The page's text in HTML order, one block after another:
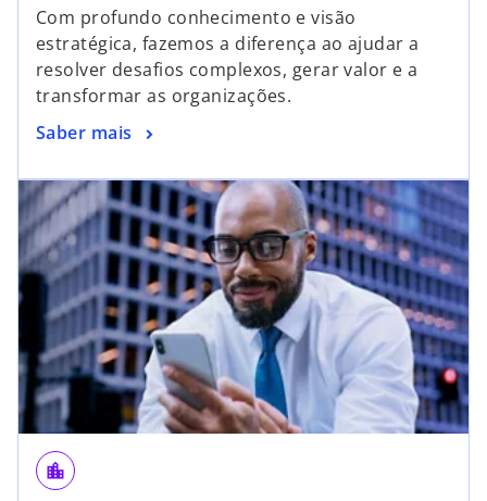
Com profundo conhecimento e visão
estratégica, fazemos a diferença ao ajudar a
resolver desafios complexos, gerar valor e a
transformar as organizações.
Saber mais
location_city